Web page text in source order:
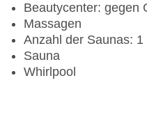
Beachvolleyball
Fahrradverleih
Fitnessraum
Tennisplatz
Beautycenter: gegen
Massagen
Anzahl der Saunas: 1
Sauna
Whirlpool